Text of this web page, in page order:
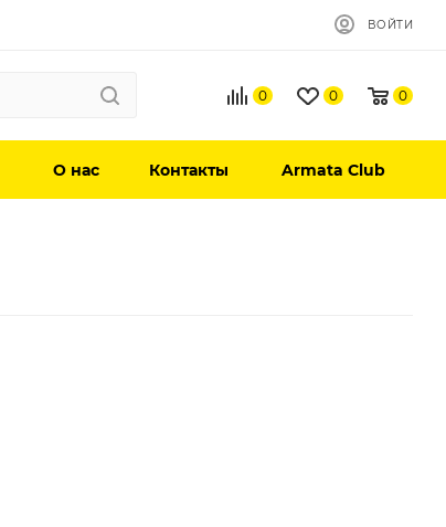
ВОЙТИ
0 0 0
О нас Контакты Armata Club